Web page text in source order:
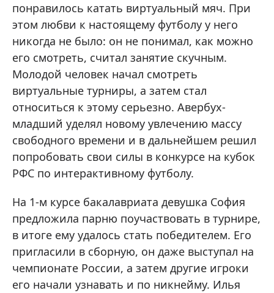
понравилось катать виртуальный мяч. При
этом любви к настоящему футболу у него
никогда не было: он не понимал, как можно
его смотреть, считал занятие скучным.
Молодой человек начал смотреть
виртуальные турниры, а затем стал
относиться к этому серьезно. Авербух-
младший уделял новому увлечению массу
свободного времени и в дальнейшем решил
попробовать свои силы в конкурсе на кубок
РФС по интерактивному футболу.
На 1-м курсе бакалавриата девушка София
предложила парню поучаствовать в турнире,
в итоге ему удалось стать победителем. Его
пригласили в сборную, он даже выступал на
чемпионате России, а затем другие игроки
его начали узнавать и по никнейму. Илья